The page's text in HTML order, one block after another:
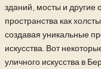
зданий, мосты и другие
пространства как
создавая уникальные
искусства. Вот
уличного искусства в